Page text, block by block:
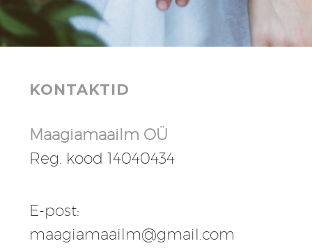
KONTAKTID
Maagiamaailm OÜ
Reg. kood 14040434
E-post:
maagiamaailm@gmail.com